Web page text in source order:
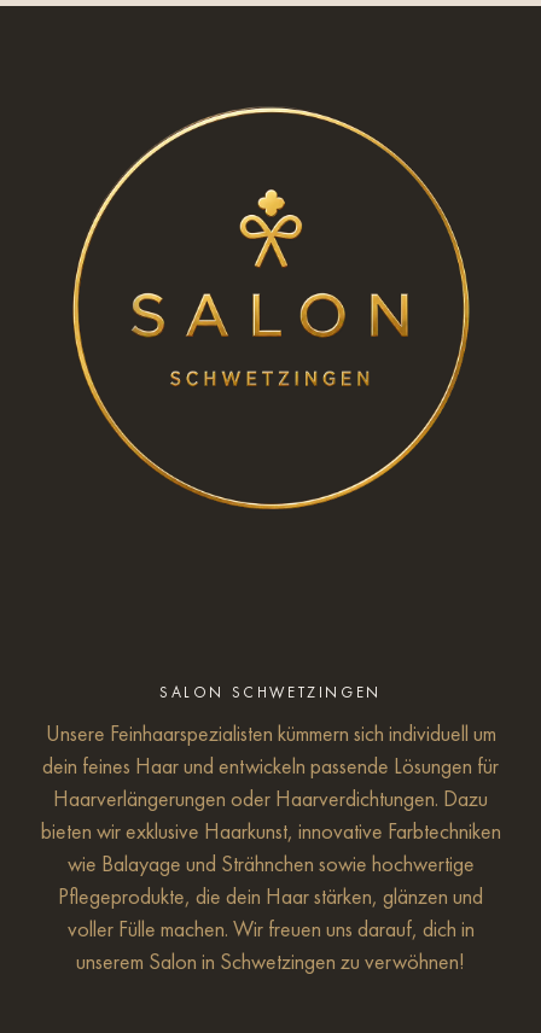
SALON SCHWETZINGEN
Unsere Feinhaarspezialisten kümmern sich individuell um
dein feines Haar und entwickeln passende Lösungen für
Haarverlängerungen oder Haarverdichtungen. Dazu
bieten wir exklusive Haarkunst, innovative Farbtechniken
wie Balayage und Strähnchen sowie hochwertige
Pflegeprodukte, die dein Haar stärken, glänzen und
voller Fülle machen. Wir freuen uns darauf, dich in
unserem Salon in Schwetzingen zu verwöhnen!